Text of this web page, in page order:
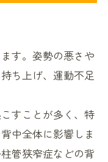
す。姿勢の悪さや
ち上げ、運動不足
すことが多く、特
中全体に影響しま
管狭窄症などの背